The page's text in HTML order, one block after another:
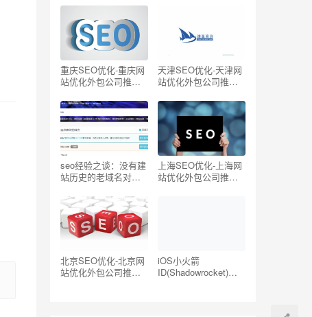
重庆SEO优化-重庆网
站优化外包公司推荐
天津SEO优化-天津网
站优化外包公司推荐
seo经验之谈：没有建
站历史的老域名对
上海SEO优化-上海网
站优化外包公司推荐
北京SEO优化-北京网
站优化外包公司推荐
iOS小火箭
ID(Shadowrocket)账